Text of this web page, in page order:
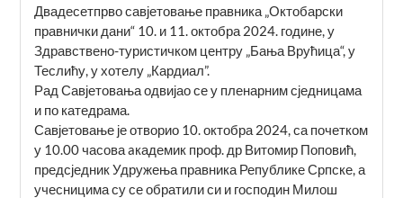
Двадесетпрво савјетовање правника „Октобарски
правнички дани“ 10. и 11. октобра 2024. године, у
Здравствено-туристичком центру „Бања Врућица“, у
Теслићу, у хотелу „Кардиал”.
Рад Савјетовања одвијао се у пленарним сједницама
и по катедрама.
Савјетовање је отворио 10. октобра 2024, са почетком
у 10.00 часова aкадемик проф. др Витомир Поповић,
предсједник Удружења правника Републике Српске, а
учесницима су се обратили си и господин Милош